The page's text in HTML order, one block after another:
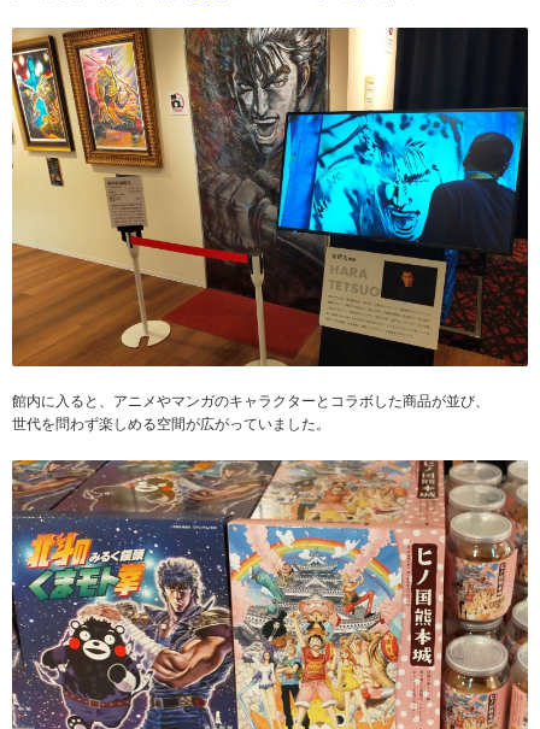
館内に入ると、アニメやマンガのキャラクターとコラボした商品が並び、
世代を問わず楽しめる空間が広がっていました。